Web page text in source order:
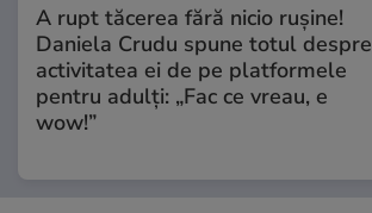
A rupt tăcerea fără nicio rușine!
Daniela Crudu spune totul despre
activitatea ei de pe platformele
pentru adulți: „Fac ce vreau, e
wow!”